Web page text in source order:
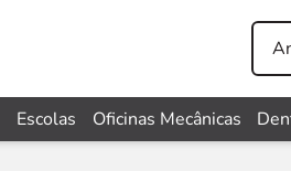
Escolas Oficinas Mecânicas